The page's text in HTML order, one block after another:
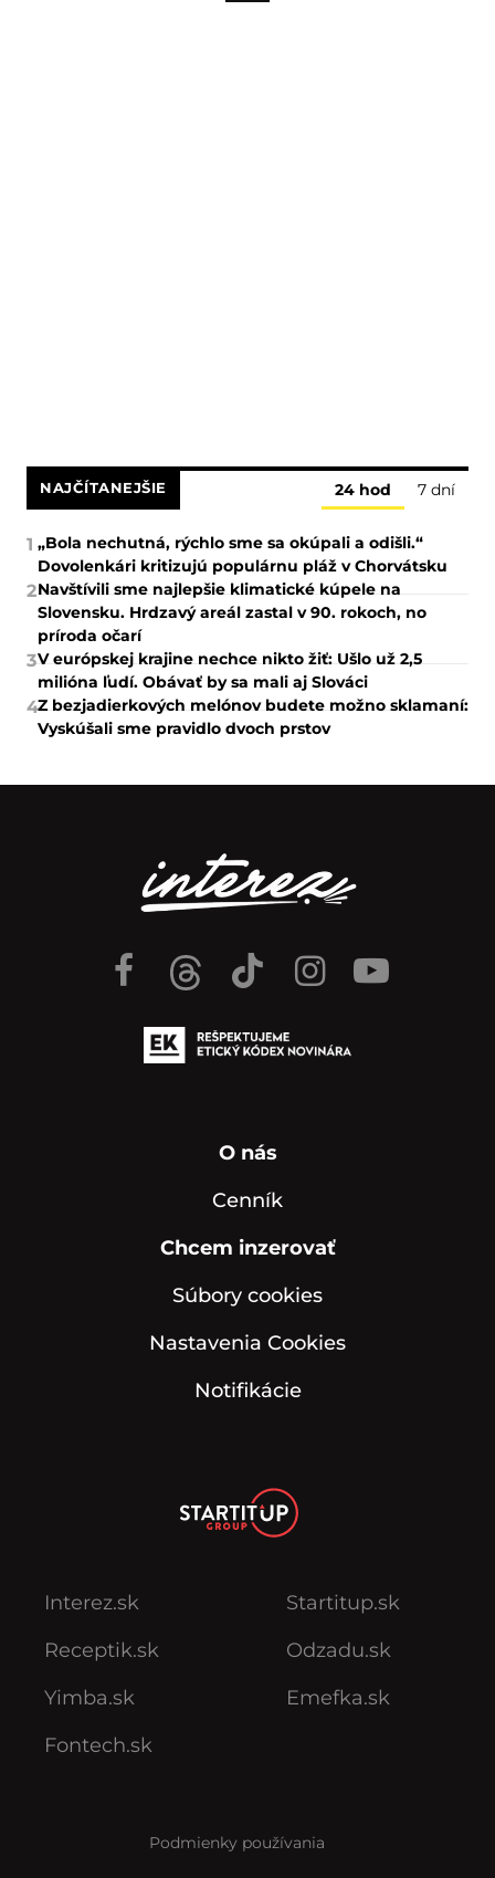
NAJČÍTANEJŠIE 24 hod 7 dní
1 „Bola nechutná, rýchlo sme sa okúpali a odišli.“
Dovolenkári kritizujú populárnu pláž v Chorvátsku
2Navštívili sme najlepšie klimatické kúpele na
Slovensku. Hrdzavý areál zastal v 90. rokoch, no
príroda očarí
3V európskej krajine nechce nikto žiť: Ušlo už 2,5
milióna ľudí. Obávať by sa mali aj Slováci
4Z bezjadierkových melónov budete možno sklamaní:
Vyskúšali sme pravidlo dvoch prstov
O nás
Cenník
Chcem inzerovať
Súbory cookies
Nastavenia Cookies
Notifikácie
Interez.sk
Receptik.sk
Yimba.sk
Fontech.sk
Startitup.sk
Odzadu.sk
Emefka.sk
Podmienky používania